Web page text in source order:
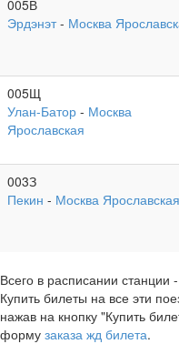
005В
Эрдэнэт- Москва
005Щ
Улан-Батор - Москва
Ярославская
003З
Пекин - Москва Ярославская
Всего в расписании станции
Купить билеты на все эти
нажав на кнопку "Купить
форму заказа жд билета.